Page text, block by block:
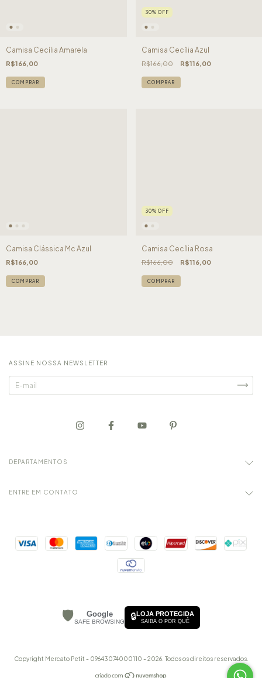
Camisa Cecília Amarela
R$166,00
COMPRAR
30% OFF
Camisa Cecília Azul
R$166,00 R$116,00
COMPRAR
Camisa Clássica Mc Azul
R$166,00
COMPRAR
30% OFF
Camisa Cecília Rosa
R$166,00 R$116,00
COMPRAR
ASSINE NOSSA NEWSLETTER
DEPARTAMENTOS
ENTRE EM CONTATO
🛡️ Google
SAFE BROWSING
🔒LOJA PROTEGIDA
SAIBA O POR QUÊ
Copyright Mercato Petit - 09643074000110 - 2026. Todos os direitos reservados.